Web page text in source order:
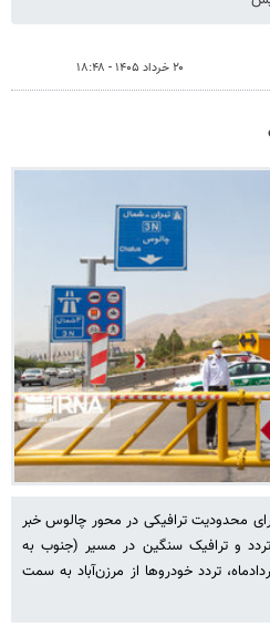
۲۰ خرداد ۱۴۰۵ - ۱۸:۴۸
محدودیت ترافیکی در محور چالوس خبر
و ترافیک سنگین در مسیر (جنوب به
از ساعت ۱۸:۰۰ امروز ۲۰ خردادماه، تردد خودروها از مرزن‌آباد به سمت